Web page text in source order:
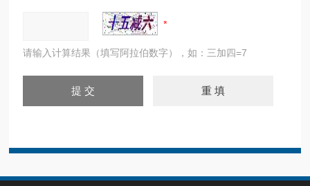
请输入计算结果（填写阿拉伯数字），如：三加四=7